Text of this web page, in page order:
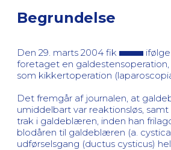
Begrundelse
Den 29. marts 2004 fik
foretaget en
som kikkertoperation
Det fremgår af journalen, at
umiddelbart var reaktionsløs,
trak i galdeblæren, inden han
blodåren til galdeblæren (a.
udførselsgang (ductus cysticus)